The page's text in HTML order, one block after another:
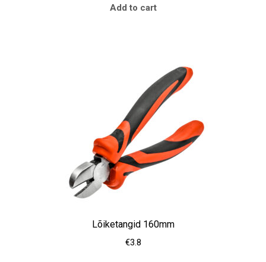
Add to cart
Lõiketangid 160mm
€3.8